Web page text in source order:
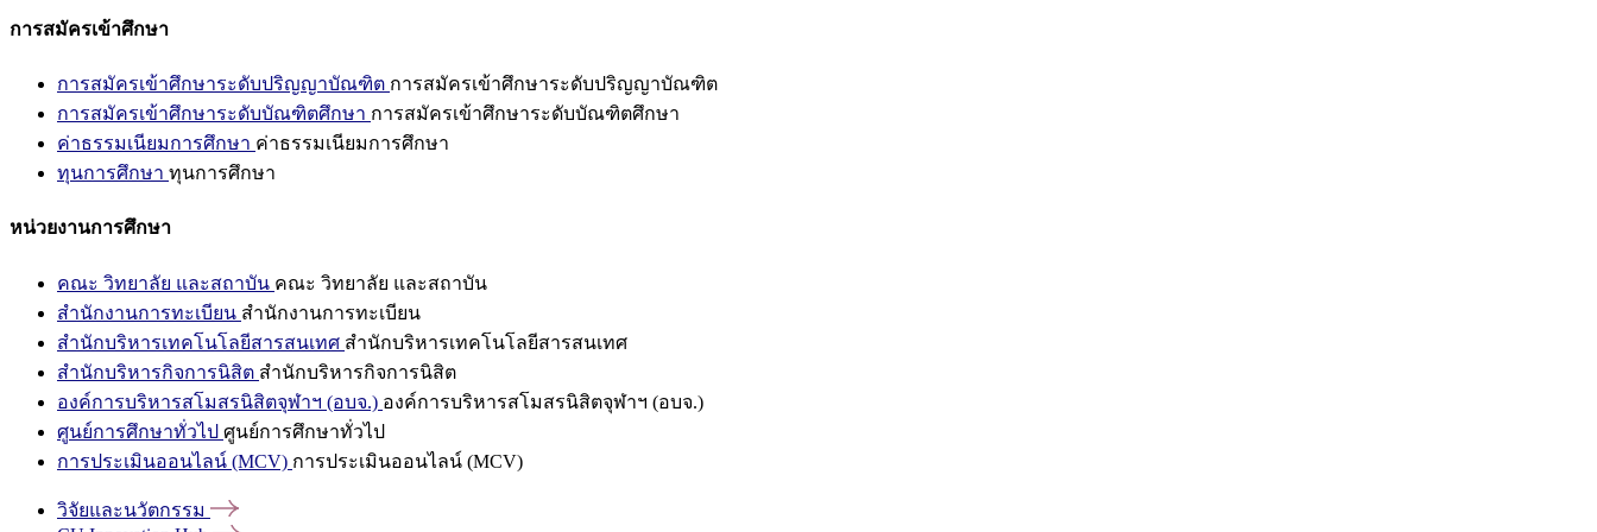
การสมัครเข้าศึกษา
การสมัครเข้าศึกษาระดับปริญญาบัณฑิต การสมัครเข้าศึกษาระดับปริญญาบัณฑิต
การสมัครเข้าศึกษาระดับบัณฑิตศึกษา การสมัครเข้าศึกษาระดับบัณฑิตศึกษา
ค่าธรรมเนียมการศึกษา ค่าธรรมเนียมการศึกษา
ทุนการศึกษา ทุนการศึกษา
หน่วยงานการศึกษา
คณะ วิทยาลัย และสถาบัน คณะ วิทยาลัย และสถาบัน
สำนักงานการทะเบียน สำนักงานการทะเบียน
สำนักบริหารเทคโนโลยีสารสนเทศ สำนักบริหารเทคโนโลยีสารสนเทศ
สำนักบริหารกิจการนิสิต สำนักบริหารกิจการนิสิต
องค์การบริหารสโมสรนิสิตจุฬาฯ (อบจ.) องค์การบริหารสโมสรนิสิตจุฬาฯ (อบจ.)
ศูนย์การศึกษาทั่วไป ศูนย์การศึกษาทั่วไป
การประเมินออนไลน์ (MCV) การประเมินออนไลน์ (MCV)
วิจัยและนวัตกรรม